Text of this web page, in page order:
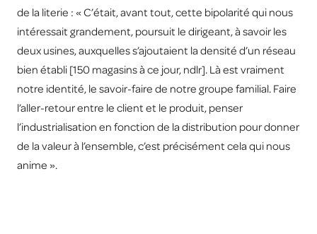
de la literie : « C’était, avant tout, cette bipolarité qui nous
intéressait grandement, poursuit le dirigeant, à savoir les
deux usines, auxquelles s’ajoutaient la densité d’un réseau
bien établi [150 magasins à ce jour, ndlr]. Là est vraiment
notre identité, le savoir-faire de notre groupe familial. Faire
l’aller-retour entre le client et le produit, penser
l’industrialisation en fonction de la distribution pour donner
de la valeur à l’ensemble, c’est précisément cela qui nous
anime ».